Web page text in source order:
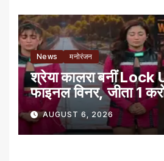
News मनोरंजन
श्रेया कालरा बनीं Lock
फाइनल विनर, जीता 1
प्राइज
AUGUST 6, 2026